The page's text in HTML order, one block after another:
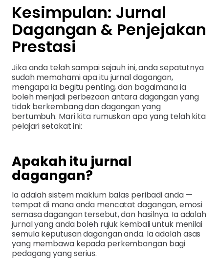
Kesimpulan: Jurnal
Dagangan & Penjejakan
Prestasi
Jika anda telah sampai sejauh ini, anda sepatutnya
sudah memahami apa itu jurnal dagangan,
mengapa ia begitu penting, dan bagaimana ia
boleh menjadi perbezaan antara dagangan yang
tidak berkembang dan dagangan yang
bertumbuh. Mari kita rumuskan apa yang telah kita
pelajari setakat ini:
Apakah itu jurnal
dagangan?
Ia adalah sistem maklum balas peribadi anda —
tempat di mana anda mencatat dagangan, emosi
semasa dagangan tersebut, dan hasilnya. Ia adalah
jurnal yang anda boleh rujuk kembali untuk menilai
semula keputusan dagangan anda. Ia adalah asas
yang membawa kepada perkembangan bagi
pedagang yang serius.